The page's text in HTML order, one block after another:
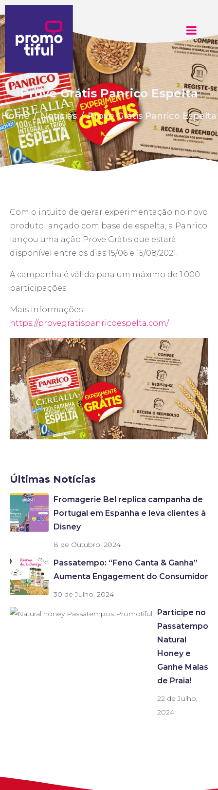
Prove Grátis Panrico Espelta
Home Notícias Prove Grátis Panrico Espelta
Com o intuito de gerar experimentação no novo
produto lançado com base de espelta, a Panrico
lançou uma ação Prove Grátis que estará
disponível entre os dias 15/06 e 15/08/2021.
A campanha é válida para um máximo de 1.000
participações.
Mais informações:
https://provegratispanricoespelta.com/
Últimas Notícias
Fromagerie Bel replica campanha de
Portugal em Espanha e leva clientes à
Disney
8 de Outubro, 2024
Passatempo: “Feno Canta & Ganha”
Aumenta Engagement do Consumidor
30 de Julho, 2024
Participe no
Passatempo
Natural
Honey e
Ganhe Malas
de Praia!
22 de Julho,
2024